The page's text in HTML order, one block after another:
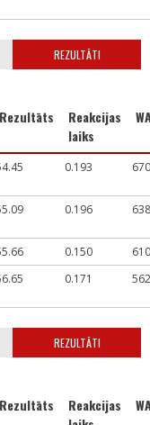
REZULTĀTI
Rezultāts
Reakcijas
laiks
0.193 670
0.196 638
0.150
610
0.171 562
REZULTĀTI
Rezultāts
Reakcijas